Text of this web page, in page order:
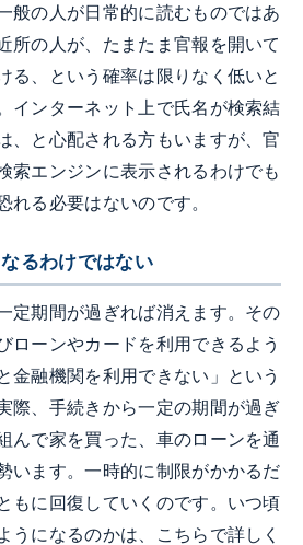
般の人が日常的に読むものではあ
所の人が、たまたま官報を開いて
る、という確率は限りなく低いと
インターネット上で氏名が検索結
、と心配される方もいますが、官
索エンジンに表示されるわけでも
れる必要はないのです。
るわけではない
定期間が過ぎれば消えます。その
ローンやカードを利用できるよう
金融機関を利用できない」という
際、手続きから一定の期間が過ぎ
んで家を買った、車のローンを通
います。一時的に制限がかかるだ
もに回復していくのです。いつ頃
うになるのかは、こちらで詳しく